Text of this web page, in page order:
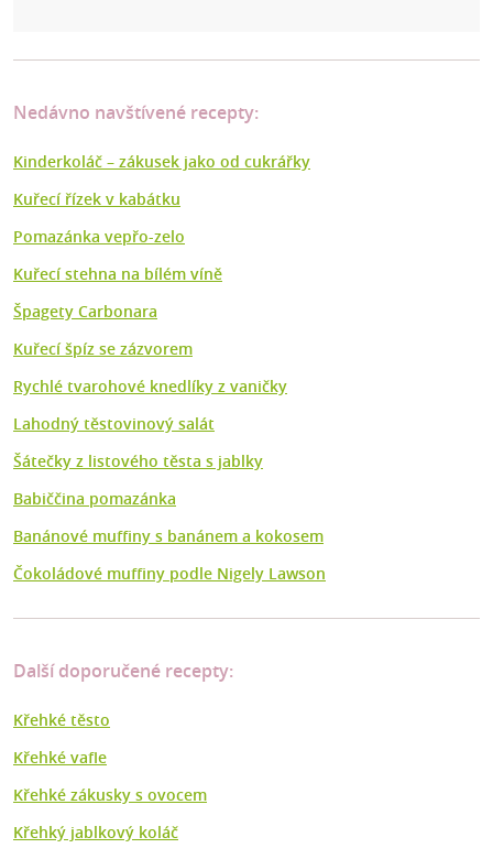
Nedávno navštívené recepty:
Kinderkoláč – zákusek jako od cukrářky
Kuřecí řízek v kabátku
Pomazánka vepřo-zelo
Kuřecí stehna na bílém víně
Špagety Carbonara
Kuřecí špíz se zázvorem
Rychlé tvarohové knedlíky z vaničky
Lahodný těstovinový salát
Šátečky z listového těsta s jablky
Babiččina pomazánka
Banánové muffiny s banánem a kokosem
Čokoládové muffiny podle Nigely Lawson
Další doporučené recepty:
Křehké těsto
Křehké vafle
Křehké zákusky s ovocem
Křehký jablkový koláč